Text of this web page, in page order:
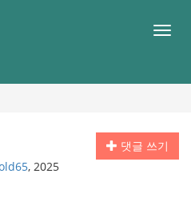
메
댓글 쓰기
, 2025